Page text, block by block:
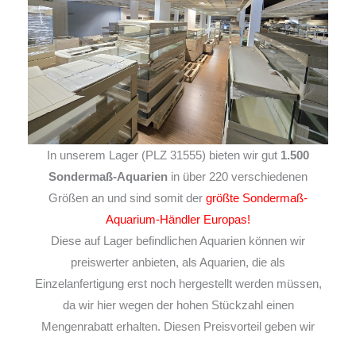
In unserem Lager (PLZ 31555) bieten wir gut 1.500
Sondermaß-Aquarien in über 220 verschiedenen
Größen an und sind somit der größte Sondermaß-
Aquarium-Händler Europas!
Diese auf Lager befindlichen Aquarien können wir
preiswerter anbieten, als Aquarien, die als
Einzelanfertigung erst noch hergestellt werden müssen,
da wir hier wegen der hohen Stückzahl einen
Mengenrabatt erhalten. Diesen Preisvorteil geben wir